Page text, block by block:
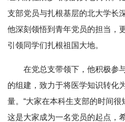
支部党员与扎根基层的北大学长
他深刻领悟到青年党员的担当，
引领同学们扎根祖国大地。
在党总支带领下，他积极参
的组建，致力于将医学知识转化
量。“大家在本科生支部的时间
这是大家成为一名党员的起点，